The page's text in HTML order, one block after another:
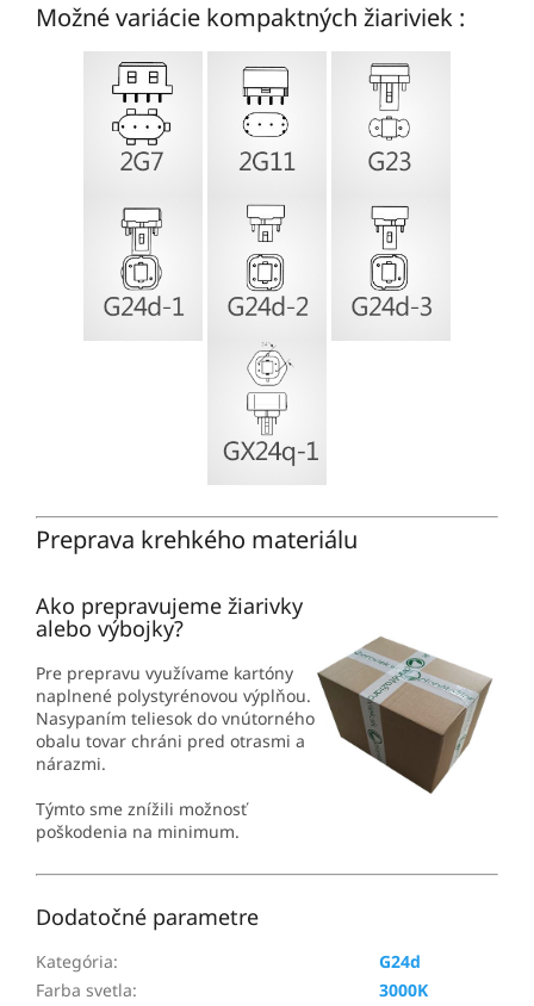
Možné variácie kompaktných žiariviek :
Preprava krehkého materiálu
Ako prepravujeme žiarivky
alebo výbojky?
Pre prepravu využívame kartóny
naplnené polystyrénovou výplňou.
Nasypaním teliesok do vnútorného
obalu tovar chráni pred otrasmi a
nárazmi.
Týmto sme znížili možnosť
poškodenia na minimum.
Dodatočné parametre
Kategória:
G24d
Farba svetla:
3000K